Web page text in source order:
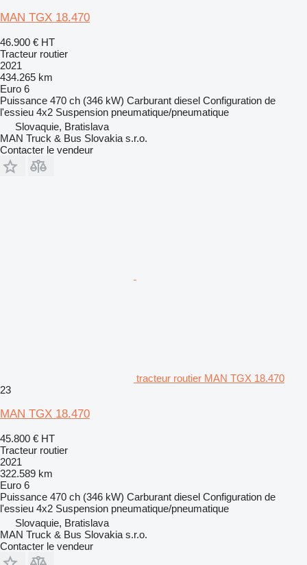
MAN TGX 18.470
46.900 € HT
Tracteur routier
2021
434.265 km
Euro 6
Puissance 470 ch (346 kW) Carburant diesel Configuration de
l'essieu 4x2 Suspension pneumatique/pneumatique
Slovaquie, Bratislava
MAN Truck & Bus Slovakia s.r.o.
Contacter le vendeur
tracteur routier MAN TGX 18.470
23
MAN TGX 18.470
45.800 € HT
Tracteur routier
2021
322.589 km
Euro 6
Puissance 470 ch (346 kW) Carburant diesel Configuration de
l'essieu 4x2 Suspension pneumatique/pneumatique
Slovaquie, Bratislava
MAN Truck & Bus Slovakia s.r.o.
Contacter le vendeur